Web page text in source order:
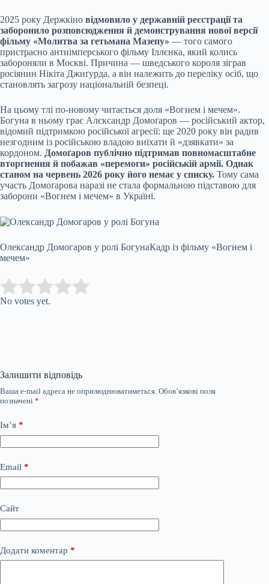
2025 року Держкіно відмовило у державній реєстрації та
заборонило розповсюдження й демонстрування нової версії
фільму «Молитва за гетьмана Мазепу» — того самого
пристрасно антиімперського фільму Іллєнка, який колись
забороняли в Москві. Причина — шведського короля зіграв
росіянин Нікіта Джиґурда, а він належить до переліку осіб, що
становлять загрозу національній безпеці.
На цьому тлі по-новому читається доля «Вогнем і мечем».
Богуна в ньому грає Алєксандр Домоґаров — російський актор,
відомий підтримкою російської агресії: ще 2020 року він радив
незгодним із російською владою виїхати й «дзявкати» за
кордоном. Домоґаров публічно підтримав повномасштабне
вторгнення й побажав «перемоги» російській армії. Однак
станом на червень 2026 року його немає у списку. Тому сама
участь Домоґарова наразі не стала формальною підставою для
заборони «Вогнем і мечем» в Україні.
Олександр Домогаров у ролі БогунаКадр із фільму «Вогнем і
мечем»
Rate this item:
No votes yet.
Залишити відповідь
Ваша e-mail адреса не оприлюднюватиметься. Обов’язкові поля
позначені *
Ім’я *
Email *
Сайт
Додати коментар *